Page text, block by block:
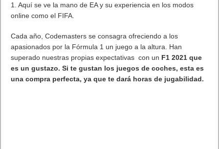
1. Aquí se ve la mano de EA y su experiencia en los modos
online como el FIFA.
Cada año, Codemasters se consagra ofreciendo a los
apasionados por la Fórmula 1 un juego a la altura. Han
superado nuestras propias expectativas con un F1 2021 que
es un gustazo. Si te gustan los juegos de coches, esta es
una compra perfecta, ya que te dará horas de jugabilidad.